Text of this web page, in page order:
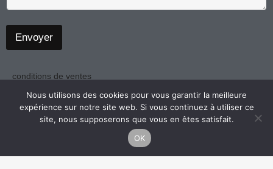
e
C
m
r
Envoyer
conditions de ventes
politique de confidentialité
mentions légales
Nous utilisons des cookies pour vous garantir la meilleure
expérience sur notre site web. Si vous continuez à utiliser ce
site, nous supposerons que vous en êtes satisfait.
OK